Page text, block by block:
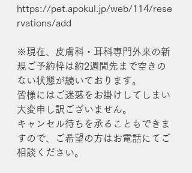
https://pet.apokul.jp/web/114/rese
rvations/add
※現在、皮膚科・耳科専門外来の新
規ご予約枠は約2週間先まで空きの
ない状態が続いております。
皆様にはご迷惑をお掛けしてしまい
大変申し訳ございません。
キャンセル待ちを承ることもできま
すので、ご希望の方はお電話にてご
相談ください。